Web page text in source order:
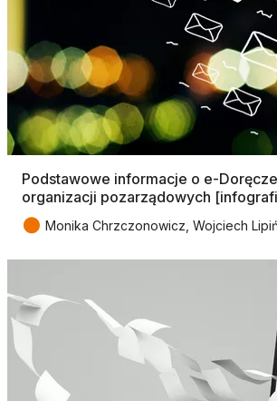
Podstawowe informacje o e-
organizacji pozarządowych
● Monika Chrzczonowicz, Wojciech